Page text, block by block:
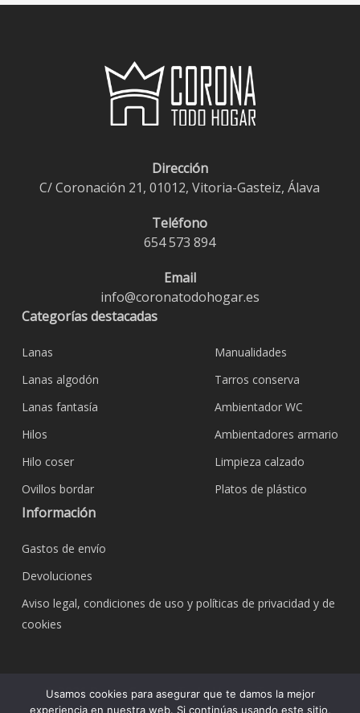
Dirección
C/ Coronación 21, 01012, Vitoria-Gasteiz, Álava
Teléfono
654 573 894
Email
info@coronatodohogar.es
Categorías destacadas
Lanas
Lanas algodón
Lanas fantasía
Hilos
Hilo coser
Ovillos bordar
Manualidades
Tarros conserva
Ambientador WC
Ambientadores armario
Limpieza calzado
Platos de plástico
Información
Gastos de envío
Devoluciones
Aviso legal, condiciones de uso y políticas de privacidad y de
cookies
© 2026 Bazar Corona Todo Hogar. Todos los
Usamos cookies para asegurar que te damos la mejor
experiencia en nuestra web. Si continúas usando este sitio,